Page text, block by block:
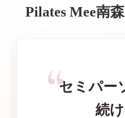
Pilates Mee南
セミパー
続